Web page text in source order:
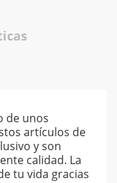
de unos
artículos de
y son
calidad. La
tu vida gracias